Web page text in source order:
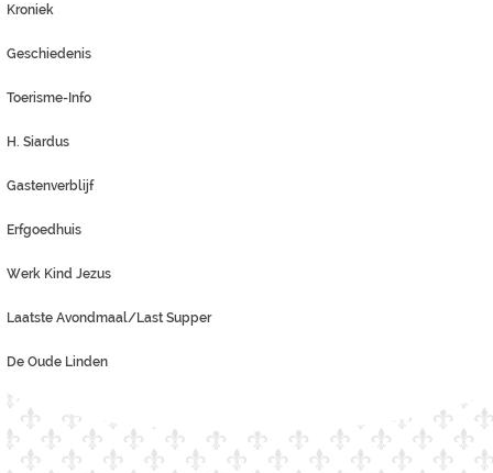
Kroniek
Geschiedenis
Toerisme-Info
H. Siardus
Gastenverblijf
Erfgoedhuis
Werk Kind Jezus
Laatste Avondmaal/Last Supper
De Oude Linden